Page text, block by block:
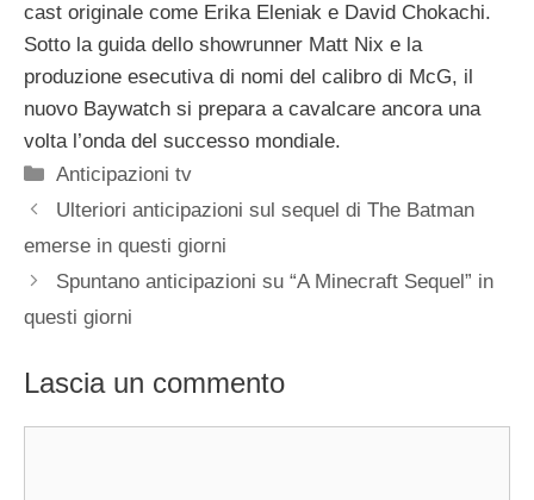
cast originale come Erika Eleniak e David Chokachi.
Sotto la guida dello showrunner Matt Nix e la
produzione esecutiva di nomi del calibro di McG, il
nuovo Baywatch si prepara a cavalcare ancora una
volta l’onda del successo mondiale.
Categorie
Anticipazioni tv
Ulteriori anticipazioni sul sequel di The Batman
emerse in questi giorni
Spuntano anticipazioni su “A Minecraft Sequel” in
questi giorni
Lascia un commento